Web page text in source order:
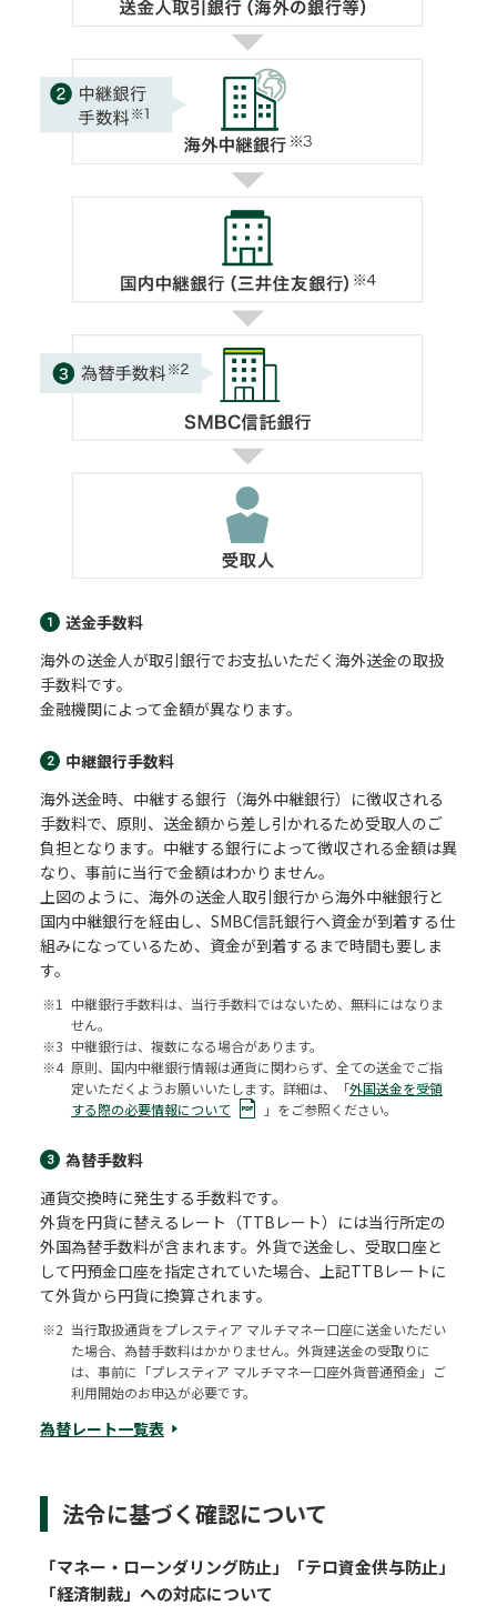
1
送金手数料
海外の送金人が取引銀行でお支払いただく海外送金の取扱
手数料です。
金融機関によって金額が異なります。
2
中継銀行手数料
海外送金時、中継する銀行（海外中継銀行）に徴収される
手数料で、原則、送金額から差し引かれるため受取人のご
負担となります。中継する銀行によって徴収される金額は異
なり、事前に当行で金額はわかりません。
上図のように、海外の送金人取引銀行から海外中継銀行と
国内中継銀行を経由し、SMBC信託銀行へ資金が到着する仕
組みになっているため、資金が到着するまで時間も要しま
す。
※1
中継銀行手数料は、当行手数料ではないため、無料にはなりま
せん。
※3 中継銀行は、複数になる場合があります。
※4 原則、国内中継銀行情報は通貨に関わらず、全ての送金でご指
定いただくようお願いいたします。詳細は、「外国送金を受領
する際の必要情報について
」をご参照ください。
3
為替手数料
通貨交換時に発生する手数料です。
外貨を円貨に替えるレート（TTBレート）には当行所定の
外国為替手数料が含まれます。外貨で送金し、受取口座と
して円預金口座を指定されていた場合、上記TTBレートに
て外貨から円貨に換算されます。
※2 当行取扱通貨をプレスティア マルチマネー口座に送金いただい
た場合、為替手数料はかかりません。外貨建送金の受取りに
は、事前に「プレスティア マルチマネー口座外貨普通預金」ご
利用開始のお申込が必要です。
為替レート一覧表
法令に基づく確認について
「マネー・ローンダリング防止」「テロ資金供与防止」
「経済制裁」への対応について